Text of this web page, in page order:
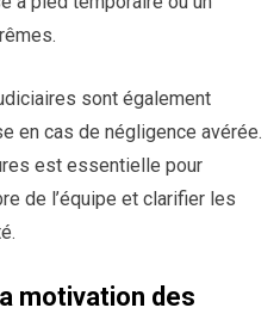
sont également
en cas de négligence avérée.
est essentielle pour
de l’équipe et clarifier les
motivation des